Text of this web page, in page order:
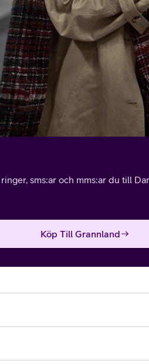
sms:ar och mms:ar du till
Köp Till Grannland